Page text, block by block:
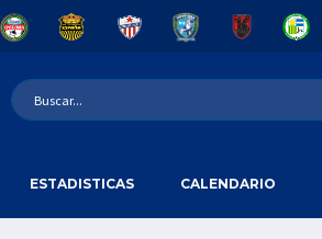
ESTADISTICAS CALENDARIO